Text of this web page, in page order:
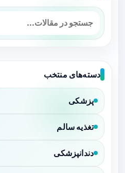
دسته‌های منتخب
پزشکی
تغذیه سالم
دندانپزشکی